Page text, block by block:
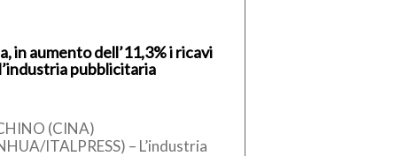
in aumento dell’11,3% i ricavi
pubblicitaria
(CINA)
ITALPRESS) – L’industria